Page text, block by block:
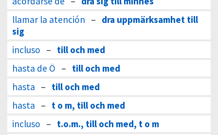
llamar la atención – dra uppmärksamhet till
sig
incluso – till och med
hasta de Ö – till och med
hasta – till och med
hasta – t o m, till och med
incluso – t.o.m., till och med, t o m